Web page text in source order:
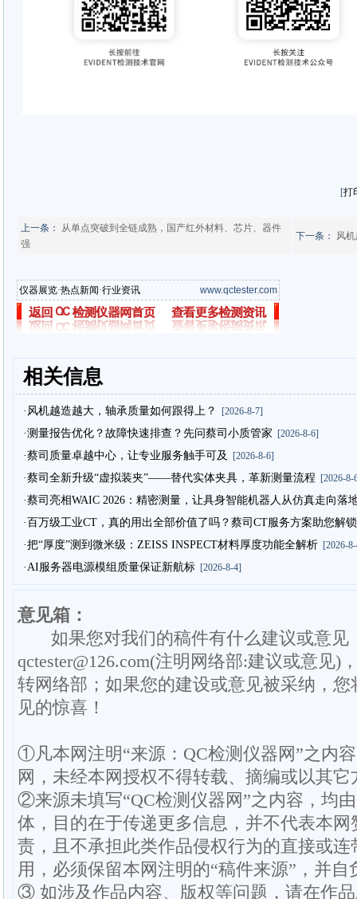
性，在全球范围内确保关键资产、
100 年来定义了我们的专业知识、
[打
上一条：
从单点突破到全链成熟，国产红外材料、芯片、器件
强
下一条： 风
仪器展览·热点新闻·行业资讯 www.qctester.com
相关信息
·风机越造越大，轴承质量如何跟得上？ [2026-8-7]
·测量报告优化？故障快速排查？先问蔡司小质管家 [2026-8-6]
·蔡司质量卓越中心，让专业服务触手可及 [2026-8-6]
·蔡司全新升级“虚拟装夹”——替代实体夹具，革新测量流程 [2026-8-
·蔡司亮相WAIC 2026：精密测量，让具身智能机器人从仿真走向落
·百万级工业CT，真的用出全部价值了吗？蔡司CT服务方案助您解
·把“厚度”测到微米级：ZEISS INSPECT材料厚度功能全解析[2026-8-
·AI服务器电源模组质量保证新航标[2026-8-4]
意见箱：
如果您对我们的稿件有什么建议或意见
qctester@126.com(注明网络部:建议或意见)
转网络部；如果您的建设或意见被采纳，
见的惊喜！
①凡本网注明“来源：QC检测仪器网”之内
网，未经本网授权不得转载、摘编或以其它
②来源未填写“QC检测仪器网”之内容，均
体，目的在于传递更多信息，并不代表本
责，且不承担此类作品侵权行为的直接或
用，必须保留本网注明的“稿件来源”，并
③ 如涉及作品内容、版权等问题，请在作